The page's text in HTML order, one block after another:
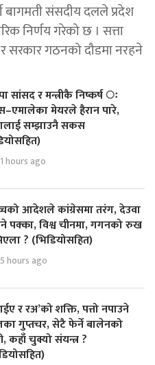
बागमती संसदीय दलले प्रदेश
निर्णय गरेको छ । सत्ता
गठनको दौडमा नरहने
सांसद र मन्त्रीकै निष्कर्ष ः
मेयरले हैरान पारे,
सम्झाउनै सकस
hours ago
आदेशले कांग्रेसमा तरंग, देउवा
पक्का, विश्व चीनमा, गगनको रुख
? (भिडियोसहित)
hours ago
र रअ’को शक्ति, पत्तो नपाउने
गुप्तचर, सेटै फेर्ने बालेनको
कहाँ चुक्यो संयन्त्र ?